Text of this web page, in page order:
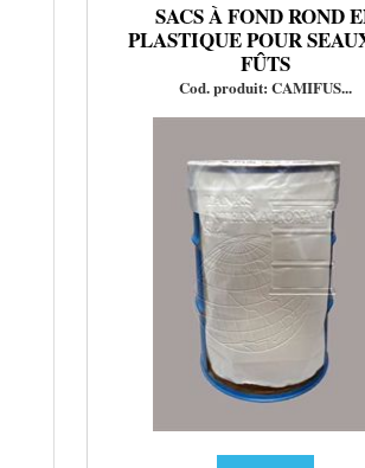
SACS À FOND ROND
PLASTIQUE POUR
FÛTS
Cod. produit: CAMIFUS...